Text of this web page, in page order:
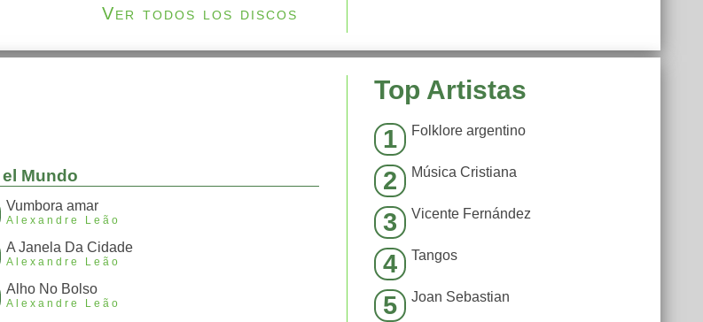
Ver todos los discos
el Mundo
Vumbora amar
Alexandre Leão
A Janela Da Cidade
Alexandre Leão
Alho No Bolso
Alexandre Leão
Top Artistas
1 Folklore argentino
2 Música Cristiana
3 Vicente Fernández
4 Tangos
5 Joan Sebastian